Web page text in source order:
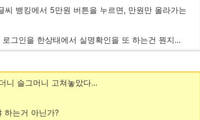
씨 뱅킹에서 5만원 버튼을 누르면, 만원만 올라가는
그인을 한상태에서 실명확인을 또 하는건 뭔지...
니 슬그머니 고쳐놓았다...
하는거 아닌가?